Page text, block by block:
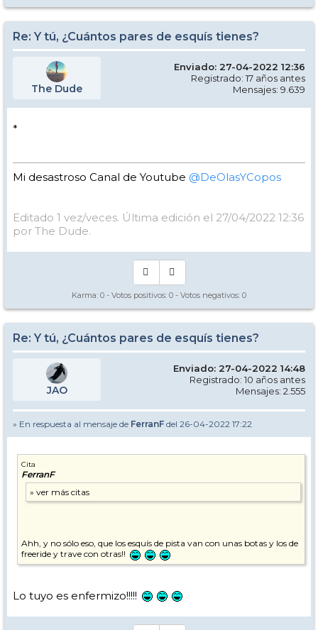
Re: Y tú, ¿Cuántos pares de esquís tienes?
The Dude
Enviado: 27-04-2022 12:36
Registrado: 17 años antes
Mensajes: 9.639
*
Mi desastroso Canal de Youtube @DeOlasYCopos
Editado 1 vez/veces. Última edición el 27/04/2022 12:36
por The Dude.
Karma: 0 - Votos positivos: 0 - Votos negativos: 0
Re: Y tú, ¿Cuántos pares de esquís tienes?
JAO
Enviado: 27-04-2022 14:48
Registrado: 10 años antes
Mensajes: 2.555
» En respuesta al mensaje de FerranF del 26-04-2022 17:22
Cita
FerranF
Ahh, y no sólo eso, que los esquís de pista van con unas botas y los de
freeride y trave con otras!!
Lo tuyo es enfermizo!!!!!